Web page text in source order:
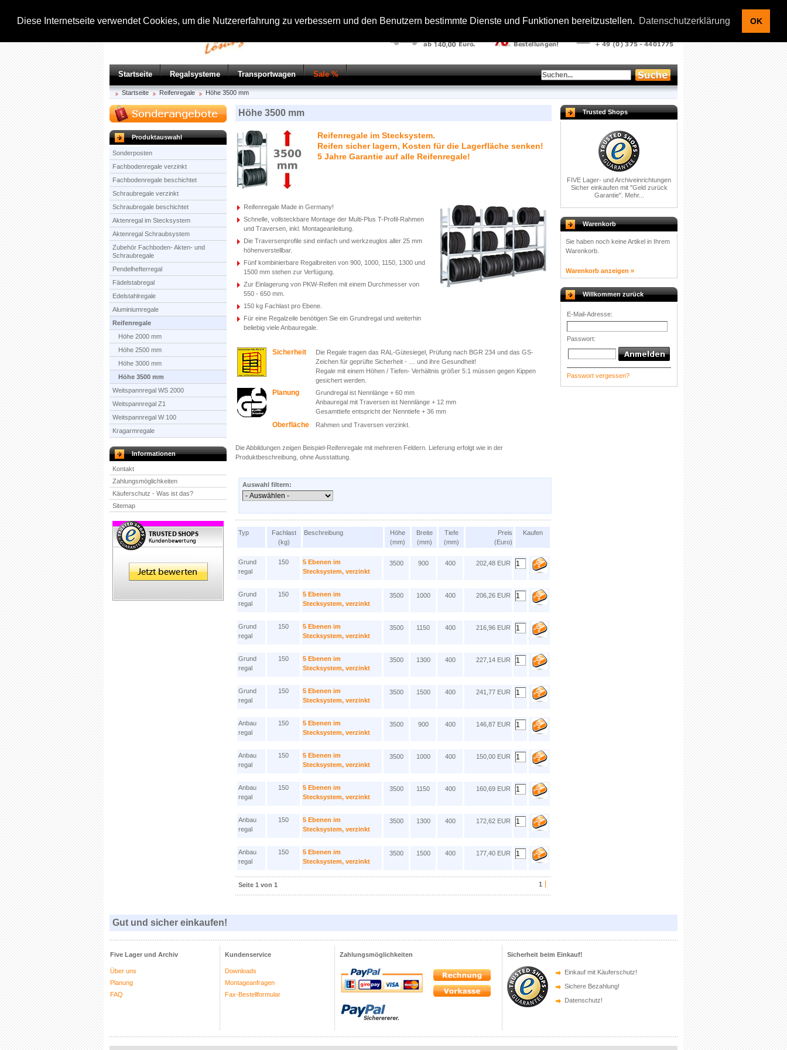
Diese Internetseite verwendet Cookies, um die Nutzererfahrung zu verbessern und den Benutzern bestimmte Dienste und Funktionen bereitzustellen. Datenschutzerklärung OK
Startseite Regalsysteme Transportwagen Sale %
Startseite Reifenregale Höhe 3500 mm
Produktauswahl
Sonderposten
Fachbodenregale verzinkt
Fachbodenregale beschichtet
Schraubregale verzinkt
Schraubregale beschichtet
Aktenregal im Stecksystem
Aktenregal Schraubsystem
Zubehör Fachboden- Akten- und
Schraubregale
Pendelhefterregal
Fädelstabregal
Edelstahlregale
Aluminiumregale
Reifenregale
Höhe 2000 mm
Höhe 2500 mm
Höhe 3000 mm
Höhe 3500 mm
Weitspannregal WS 2000
Weitspannregal Z1
Weitspannregal W 100
Kragarmregale
Informationen
Kontakt
Zahlungsmöglichkeiten
Käuferschutz - Was ist das?
Sitemap
Höhe 3500 mm
Reifenregale im Stecksystem.
Reifen sicher lagern, Kosten für die Lagerfläche senken!
5 Jahre Garantie auf alle Reifenregale!
Reifenregale Made in Germany!
Schnelle, vollsteckbare Montage der Multi-Plus T-Profil-Rahmen
und Traversen, inkl. Montageanleitung.
Die Traversenprofile sind einfach und werkzeuglos aller 25 mm
höhenverstellbar.
Fünf kombinierbare Regalbreiten von 900, 1000, 1150, 1300 und
1500 mm stehen zur Verfügung.
Zur Einlagerung von PKW-Reifen mit einem Durchmesser von
550 - 650 mm.
150 kg Fachlast pro Ebene.
Für eine Regalzeile benötigen Sie ein Grundregal und weiterhin
beliebig viele Anbauregale.
Sicherheit
Die Regale tragen das RAL-Gütesiegel, Prüfung nach BGR 234 und das GS-
Zeichen für geprüfte Sicherheit - … und ihre Gesundheit!
Regale mit einem Höhen / Tiefen- Verhältnis größer 5:1 müssen gegen Kippen
gesichert werden.
Planung
Grundregal ist Nennlänge + 60 mm
Anbauregal mit Traversen ist Nennlänge + 12 mm
Gesamttiefe entspricht der Nenntiefe + 36 mm
Oberfläche Rahmen und Traversen verzinkt.
Die Abbildungen zeigen Beispiel-Reifenregale mit mehreren Feldern. Lieferung erfolgt wie in der
Produktbeschreibung, ohne Ausstattung.
Auswahl filtern:
Typ
Fachlast
(kg)
Beschreibung
Höhe
(mm)
Breite
(mm)
Tiefe
(mm)
Preis
(Euro)
Kaufen
Grund
regal
150
5 Ebenen im
Stecksystem, verzinkt
3500 900 400 202,48 EUR
Grund
regal
150
5 Ebenen im
Stecksystem, verzinkt
3500 1000 400 206,26 EUR
Grund
regal
150
5 Ebenen im
Stecksystem, verzinkt
3500 1150 400 216,96 EUR
Grund
regal
150
5 Ebenen im
Stecksystem, verzinkt
3500 1300 400 227,14 EUR
Grund
regal
150
5 Ebenen im
Stecksystem, verzinkt
3500 1500 400 241,77 EUR
Anbau
regal
150
5 Ebenen im
Stecksystem, verzinkt
3500 900 400 146,87 EUR
Anbau
regal
150
5 Ebenen im
Stecksystem, verzinkt
3500 1000 400 150,00 EUR
Anbau
regal
150
5 Ebenen im
Stecksystem, verzinkt
3500 1150 400 160,69 EUR
Anbau
regal
150
5 Ebenen im
Stecksystem, verzinkt
3500 1300 400 172,62 EUR
Anbau
regal
150
5 Ebenen im
Stecksystem, verzinkt
3500 1500 400 177,40 EUR
Seite 1 von 1 1
Trusted Shops
FIVE Lager- und Archiveinrichtungen
Sicher einkaufen mit "Geld zurück
Garantie". Mehr...
Warenkorb
Sie haben noch keine Artikel in Ihrem
Warenkorb.
Warenkorb anzeigen »
Willkommen zurück
E-Mail-Adresse:
Passwort:
Passwort vergessen?
Gut und sicher einkaufen!
Five Lager und Archiv
Über uns
Planung
FAQ
Kundenservice
Downloads
Montageanfragen
Fax-Bestellformular
Zahlungsmöglichkeiten Sicherheit beim Einkauf!
Einkauf mit Käuferschutz!
Sichere Bezahlung!
Datenschutz!